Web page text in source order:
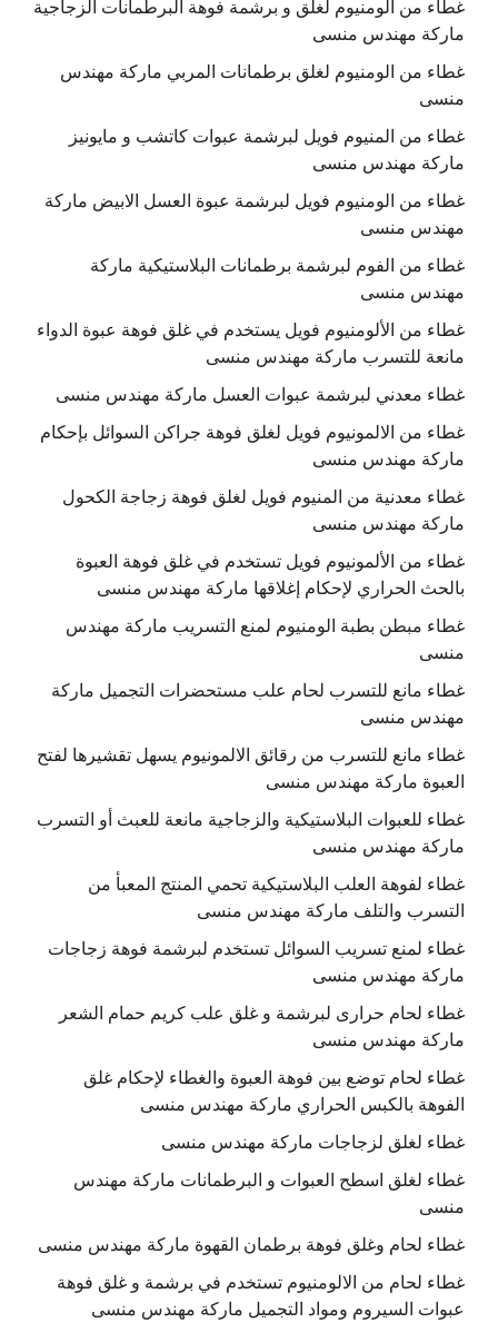
غطاء من الومنيوم لغلق و برشمة فوهة البرطمانات الزجاجية
ماركة مهندس منسى
غطاء من الومنيوم لغلق برطمانات المربي ماركة مهندس
منسى
غطاء من المنيوم فويل لبرشمة عبوات كاتشب و مايونيز
ماركة مهندس منسى
غطاء من الومنيوم فويل لبرشمة عبوة العسل الابيض ماركة
مهندس منسى
غطاء من الفوم لبرشمة برطمانات البلاستيكية ماركة
مهندس منسى
غطاء من الألومنيوم فويل يستخدم في غلق فوهة عبوة الدواء
مانعة للتسرب ماركة مهندس منسى
غطاء معدني لبرشمة عبوات العسل ماركة مهندس منسى
غطاء من الالمونيوم فويل لغلق فوهة جراكن السوائل بإحكام
ماركة مهندس منسى
غطاء معدنية من المنيوم فويل لغلق فوهة زجاجة الكحول
ماركة مهندس منسى
غطاء من الألمونيوم فويل تستخدم في غلق فوهة العبوة
بالحث الحراري لإحكام إغلاقها ماركة مهندس منسى
غطاء مبطن بطبة الومنيوم لمنع التسريب ماركة مهندس
منسى
غطاء مانع للتسرب لحام علب مستحضرات التجميل ماركة
مهندس منسى
غطاء مانع للتسرب من رقائق الالمونيوم يسهل تقشيرها لفتح
العبوة ماركة مهندس منسى
غطاء للعبوات البلاستيكية والزجاجية مانعة للعبث أو التسرب
ماركة مهندس منسى
غطاء لفوهة العلب البلاستيكية تحمي المنتج المعبأ من
التسرب والتلف ماركة مهندس منسى
غطاء لمنع تسريب السوائل تستخدم لبرشمة فوهة زجاجات
ماركة مهندس منسى
غطاء لحام حرارى لبرشمة و غلق علب كريم حمام الشعر
ماركة مهندس منسى
غطاء لحام توضع بين فوهة العبوة والغطاء لإحكام غلق
الفوهة بالكبس الحراري ماركة مهندس منسى
غطاء لغلق لزجاجات ماركة مهندس منسى
غطاء لغلق اسطح العبوات و البرطمانات ماركة مهندس
منسى
غطاء لحام وغلق فوهة برطمان القهوة ماركة مهندس منسى
غطاء لحام من الالومنيوم تستخدم في برشمة و غلق فوهة
عبوات السيروم ومواد التجميل ماركة مهندس منسى